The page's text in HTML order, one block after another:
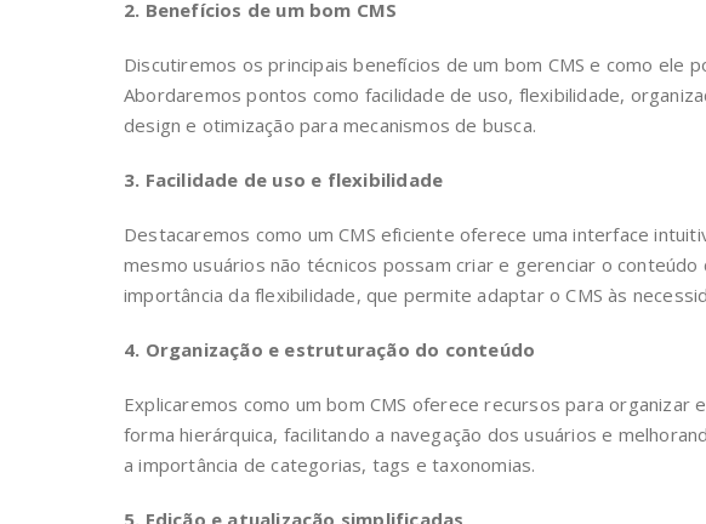
2. Benefícios de um bom CMS
Discutiremos os principais benefícios de um bom CMS e como ele
Abordaremos pontos como facilidade de uso, flexibilidade,
design e otimização para mecanismos de busca.
3. Facilidade de uso e flexibilidade
Destacaremos como um CMS eficiente oferece uma interface
mesmo usuários não técnicos possam criar e gerenciar o
importância da flexibilidade, que permite adaptar o CMS às
4. Organização e estruturação do conteúdo
Explicaremos como um bom CMS oferece recursos para
forma hierárquica, facilitando a navegação dos usuários e
a importância de categorias, tags e taxonomias.